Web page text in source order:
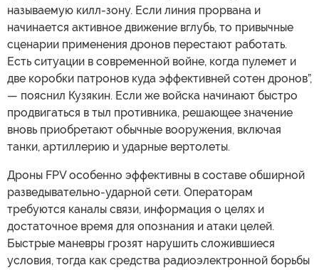
называемую килл-зону. Если линия прорвана и
начинается активное движение вглубь, то привычные
сценарии применения дронов перестают работать.
Есть ситуации в современной войне, когда пулемет и
две коробки патронов куда эффективней сотен дронов”,
— пояснил Кузякин. Если же войска начинают быстро
продвигаться в тыл противника, решающее значение
вновь приобретают обычные вооружения, включая
танки, артиллерию и ударные вертолеты.
Дроны FPV особенно эффективны в составе обширной
разведывательно-ударной сети. Операторам
требуются каналы связи, информация о целях и
достаточное время для опознания и атаки целей.
Быстрые маневры грозят нарушить сложившиеся
условия, тогда как средства радиоэлектронной борьбы